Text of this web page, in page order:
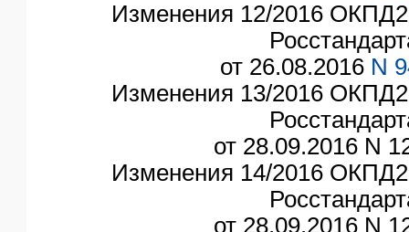
Изменения 12/2016
от 26.08.2016 N
Изменения 13/2016
от 28.09.2016 N
Изменения 14/2016
от 28.09.2016 N